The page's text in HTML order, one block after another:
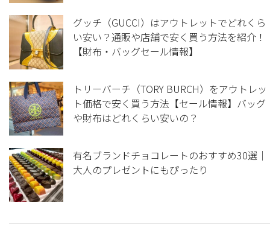
グッチ（GUCCI）はアウトレットでどれくら
い安い？通販や店舗で安く買う方法を紹介！
【財布・バッグセール情報】
トリーバーチ（TORY BURCH）をアウトレッ
ト価格で安く買う方法【セール情報】バッグ
や財布はどれくらい安いの？
有名ブランドチョコレートのおすすめ30選｜
大人のプレゼントにもぴったり